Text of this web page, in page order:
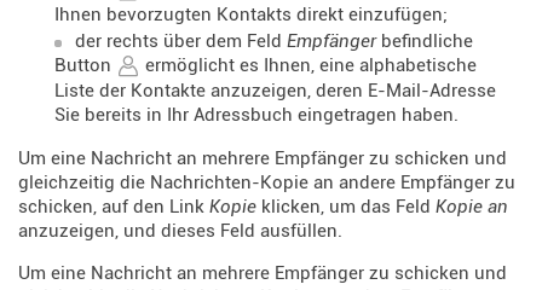
Ihnen bevorzugten Kontakts direkt einzufügen;
der rechts über dem Feld Empfängerbefindliche
Button
ermöglicht es Ihnen, eine alphabetische
Liste der Kontakte anzuzeigen, deren E-Mail-Adresse
Sie bereits in Ihr Adressbuch eingetragen haben.
Um eine Nachricht an mehrere Empfänger zu schicken und
gleichzeitig die Nachrichten-Kopie an andere Empfänger zu
schicken, auf den Link Kopie klicken, um das Feld Kopie an
anzuzeigen, und dieses Feld ausfüllen.
Um eine Nachricht an mehrere Empfänger zu schicken und